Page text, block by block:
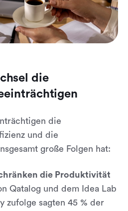
die
die
und die
große Folgen hat:
die Produktivität
Qatalog und dem Idea Lab
zufolge sagten 45 % der